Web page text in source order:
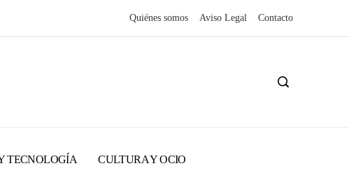
Quiénes somos Aviso Legal Contacto
TECNOLOGÍA CULTURA Y OCIO